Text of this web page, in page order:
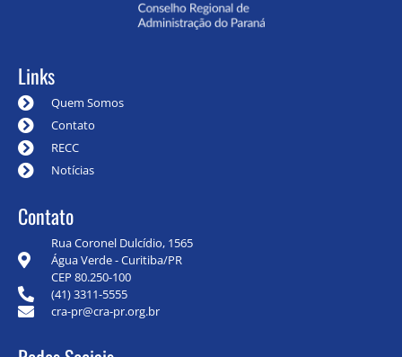
Links
Quem Somos
Contato
RECC
Notícias
Contato
Rua Coronel Dulcídio, 1565
Água Verde - Curitiba/PR
CEP 80.250-100
(41) 3311-5555
cra-pr@cra-pr.org.br